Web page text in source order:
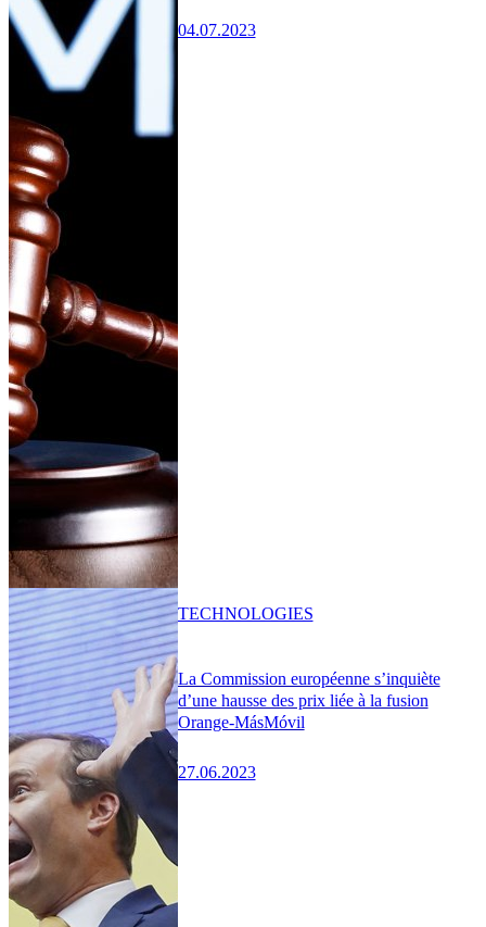
04.07.2023
La Commission européenne s’inquiète
d’une hausse des prix liée à la fusion
Orange-MásMóvil
27.06.2023
TECHNOLOGIES